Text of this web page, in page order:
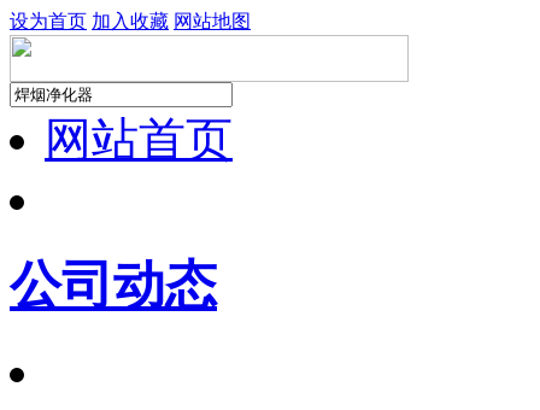
设为首页 加入收藏 网站地图
网站首页
公司动态